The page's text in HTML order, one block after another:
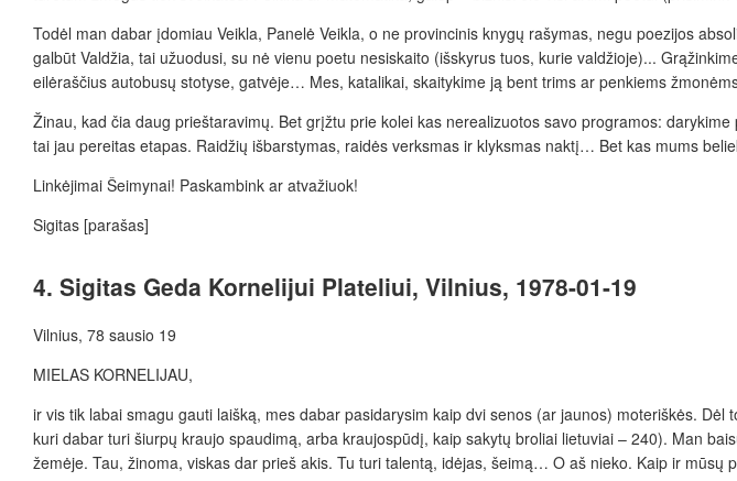
Todėl man dabar įdomiau Veikla, Panelė Veikla, o ne provincinis knygų rašymas, negu poezijos
galbūt Valdžia, tai užuodusi, su nė vienu poetu nesiskaito (išskyrus tuos, kurie valdžioje)...
eilėraščius autobusų stotyse, gatvėje… Mes, katalikai, skaitykime ją bent trims ar penkiems
Žinau, kad čia daug prieštaravimų. Bet grįžtu prie kolei kas nerealizuotos savo programos:
tai jau pereitas etapas. Raidžių išbarstymas, raidės verksmas ir klyksmas naktį… Bet kas mums
Linkėjimai Šeimynai! Paskambink ar atvažiuok!
Sigitas [parašas]
4. Sigitas Geda Kornelijui Plateliui, Vilnius, 1978-01-19
Vilnius, 78 sausio 19
MIELAS KORNELIJAU,
ir vis tik labai smagu gauti laišką, mes dabar pasidarysim kaip dvi senos (ar jaunos) moteriškės.
kuri dabar turi šiurpų kraujo spaudimą, arba kraujospūdį, kaip sakytų broliai lietuviai – 240). Man
žemėje. Tau, žinoma, viskas dar prieš akis. Tu turi talentą, idėjas, šeimą… O aš nieko. Kaip ir